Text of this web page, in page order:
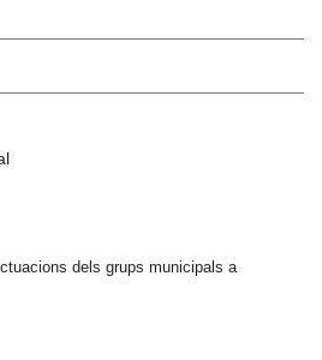
dels grups municipals a